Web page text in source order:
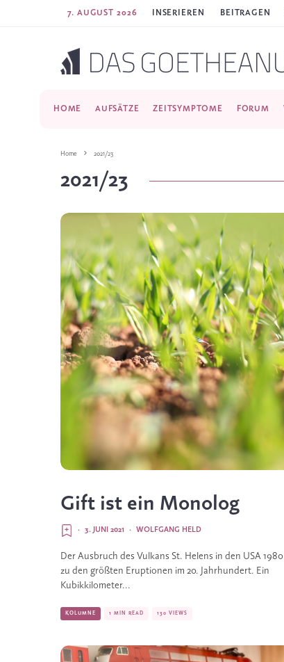
7. AUGUST 2026 INSERIEREN BEITRAGEN
HOME AUFSÄTZE ZEITSYMPTOME FORUM
Home 2021/23
2021/23
Gift ist ein Monolog
WOLFGANG HELD
·
3. JUNI 2021
·
Der Ausbruch des Vulkans St. Helens in den USA
zu den größten Eruptionen im 20. Jahrhundert. Ein
Kubikkilometer...
KOLUMNE 1 MIN READ 130 VIEWS